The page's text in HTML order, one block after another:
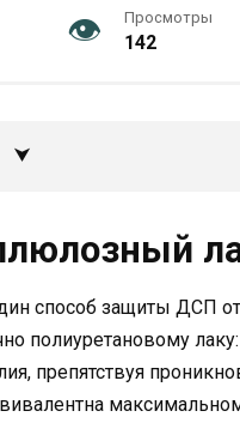
Просмотры
142
способ защиты ДСП
полиуретановому
препятствуя